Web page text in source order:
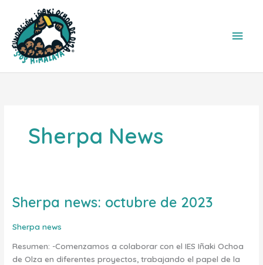
contenido
Sherpa News
Sherpa news: octubre de 2023
Sherpa news
Resumen: -Comenzamos a colaborar con el IES Iñaki Ochoa
de Olza en diferentes proyectos, trabajando el papel de la
Sherpa
octubre
2023